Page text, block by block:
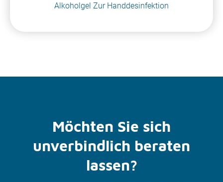
Alkoholgel Zur Handdesinfektion
Möchten Sie sich
unverbindlich beraten
lassen?